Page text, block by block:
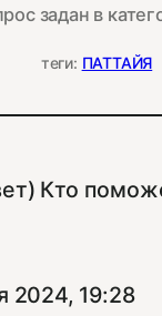
задан в
теги: ПАТТАЙЯ
Кто
2024, 19:28